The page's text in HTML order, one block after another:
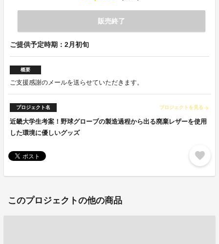
販売終了
ご提供予定時期：2月初旬
概要
ご支援感謝のメールを送らせていただきます。
プロジェクト名 プロジェクトを見る arrow_forward
近畿大学生考案！野球グローブの製造過程から出る廃棄レザーを使用
した環境に優しいグッズ
favorite
このプロジェクトの他の商品